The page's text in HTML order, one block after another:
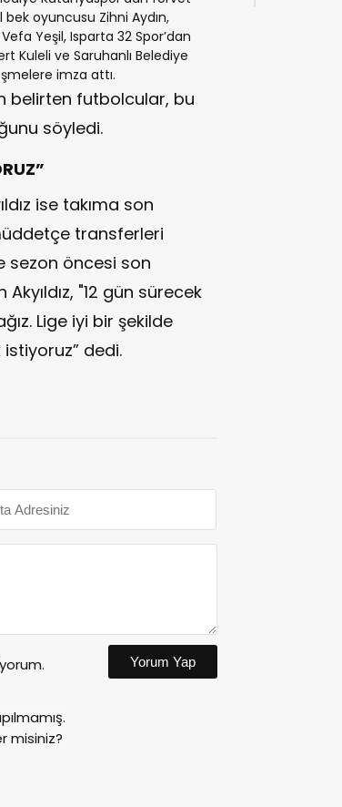
oyuncusu Zihni Aydın,
Yeşil, Isparta 32 Spor’dan
Kuleli ve Saruhanlı Belediye
imza attı.
belirten futbolcular, bu
söyledi.
ise takıma son
transferleri
sezon öncesi son
"12 gün sürecek
Lige iyi bir şekilde
dedi.
Yorum Yap
misiniz?